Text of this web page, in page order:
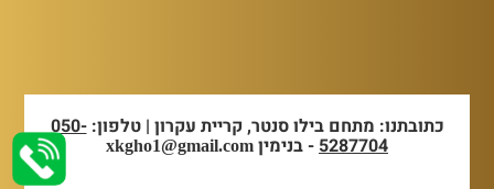
כתובתנו: מתחם בילו סנטר, קריית עקרון | טלפון:050-
5287704- בנימין xkgho1@gmail.com